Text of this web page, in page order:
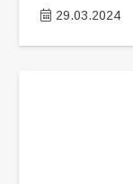
29.03.2024